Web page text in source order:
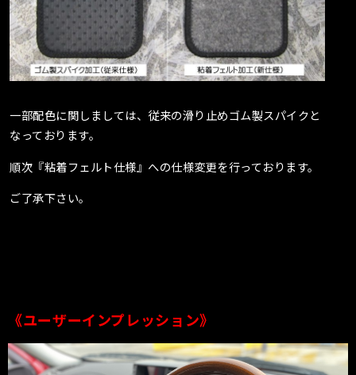
一部配色に関しましては、従来の滑り止めゴム製スパイクと
なっております。
順次『粘着フェルト仕様』への仕様変更を行っております。
ご了承下さい。
《ユーザーインプレッション》